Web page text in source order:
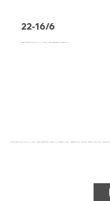
22-16/6
Transportband type 22-16/6 PVC, groen, 2-laags breedtestabiel weefsel (R)
Transportband type 22-16/6 PVC, groen, 2-laags breedtestabiel weefsel (R), bovenzijde: 2,0mm + zaagtandprofiel, onderzijde: weefsel, dikte 4,8mm, hardheid